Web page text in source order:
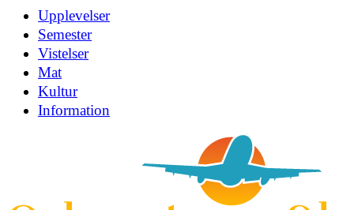
Upplevelser
Semester
Vistelser
Mat
Kultur
Information